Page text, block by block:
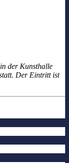
der Kunsthalle
Der Eintritt ist